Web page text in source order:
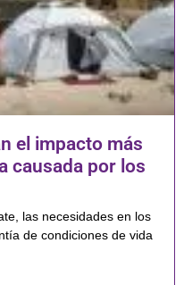
el impacto más
causada por los
las necesidades en los
de condiciones de vida